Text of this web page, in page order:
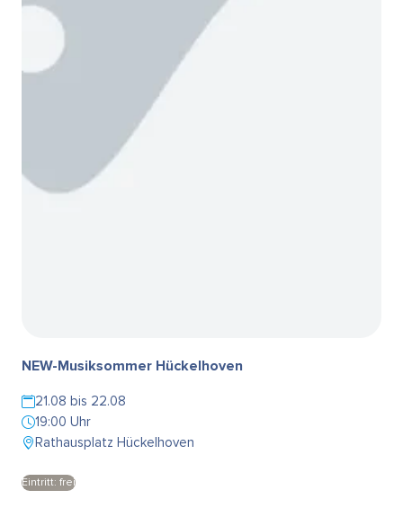
NEW-Musiksommer Hückelhoven
21.08 bis 22.08
19:00 Uhr
Rathausplatz Hückelhoven
Eintritt: frei